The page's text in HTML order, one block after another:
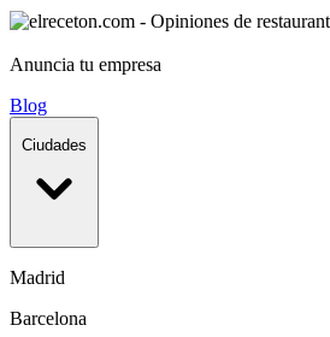
Anuncia tu empresa
Blog
Ciudades
Madrid
Barcelona